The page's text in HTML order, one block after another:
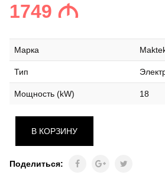
1749 M
Марка
Тип
Мощность (kW) 18
В КОРЗИНУ
Поделиться: